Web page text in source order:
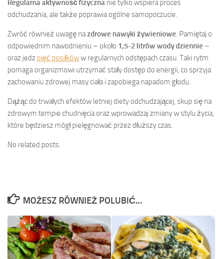
Regularna aktywność fizyczna nie tylko wspiera proces
odchudzania, ale także poprawia ogólne samopoczucie.
Zwróć również uwagę nazdrowe nawyki żywieniowe. Pamiętaj o
odpowiednim nawodnieniu – około 1,5-2 litrów wody dziennie –
oraz jedz pięć posiłkóww regularnych odstępach czasu. Taki rytm
pomaga organizmowi utrzymać stały dostęp do energii, co sprzyja
zachowaniu zdrowej masy ciała i zapobiega napadom głodu.
Dążąc do trwałych efektów letniej diety odchudzającej, skup się na
zdrowym tempie chudnięcia oraz wprowadzaj zmiany w stylu życia,
które będziesz mógł pielęgnować przez dłuższy czas.
No related posts.
MOŻESZ RÓWNIEŻ POLUBIĆ…